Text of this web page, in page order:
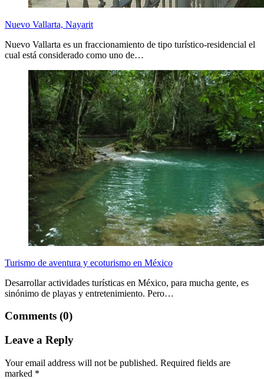
Nuevo Vallarta, Nayarit
Nuevo Vallarta es un fraccionamiento de tipo turístico-residencial el
cual está considerado como uno de…
Turismo de aventura y ecoturismo en México
Desarrollar actividades turísticas en México, para mucha gente, es
sinónimo de playas y entretenimiento. Pero…
Comments (0)
Leave a Reply
Your email address will not be published. Required fields are
marked *